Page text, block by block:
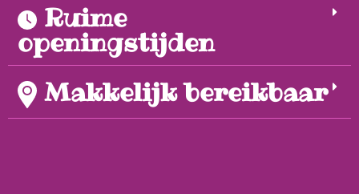
Ruime
openingstijden
Makkelijk bereikbaar